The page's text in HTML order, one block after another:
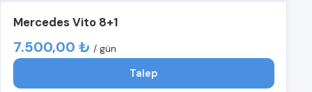
Mercedes Vito 8+1
7.500,00 ₺ / gün
Talep